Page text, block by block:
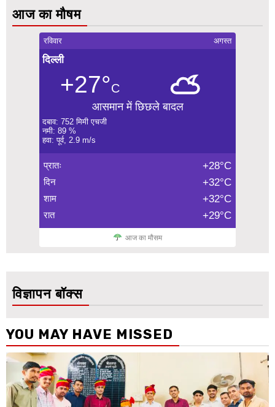
आज का मौषम
रविवार अगस्त
दिल्ली
+27°C
आसमान में छिछले बादल
दबाव: 752 मिमी एचजी
नमी: 89 %
हवा: पूर्व, 2.9 m/s
प्रातः +28°C
दिन +32°C
शाम +32°C
रात +29°C
आज का मौसम
विज्ञापन बॉक्स
YOU MAY HAVE MISSED